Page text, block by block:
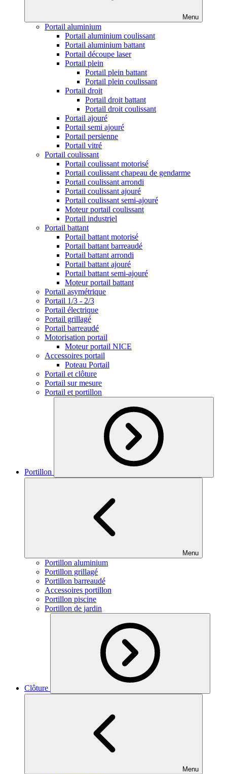
Menu
Portail aluminium
Portail aluminium coulissant
Portail aluminium battant
Portail découpe laser
Portail plein
Portail plein battant
Portail plein coulissant
Portail droit
Portail droit battant
Portail droit coulissant
Portail ajouré
Portail semi ajouré
Portail persienne
Portail vitré
Portail coulissant
Portail coulissant motorisé
Portail coulissant chapeau de gendarme
Portail coulissant arrondi
Portail coulissant ajouré
Portail coulissant semi-ajouré
Moteur portail coulissant
Portail industriel
Portail battant
Portail battant motorisé
Portail battant barreaudé
Portail battant arrondi
Portail battant ajouré
Portail battant semi-ajouré
Moteur portail battant
Portail asymétrique
Portail 1/3 - 2/3
Portail électrique
Portail grillagé
Portail barreaudé
Motorisation portail
Moteur portail NICE
Accessoires portail
Poteau Portail
Portail et clôture
Portail sur mesure
Portail et portillon
Portillon
Menu
Portillon aluminium
Portillon grillagé
Portillon barreaudé
Accessoires portillon
Portillon piscine
Portillon de jardin
Clôture
Menu